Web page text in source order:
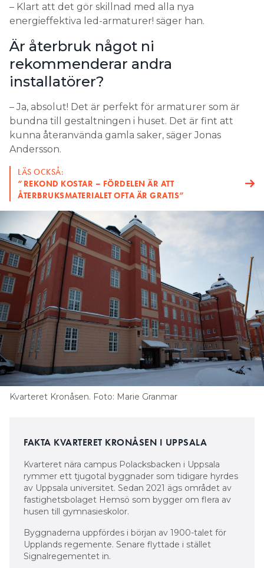
– Klart att det gör skillnad med alla nya
energieffektiva led-armaturer! säger han.
Är återbruk något ni
rekommenderar andra
installatörer?
– Ja, absolut! Det är perfekt för armaturer som är
bundna till gestaltningen i huset. Det är fint att
kunna återanvända gamla saker, säger Jonas
Andersson.
LÄS OCKSÅ:
”REKOND KOSTAR – FÖRDELEN ÄR ATT
ÅTERBRUKSMATERIALET OFTA ÄR GRATIS”
Kvarteret Kronåsen. Foto: Marie Granmar
FAKTA KVARTERET KRONÅSEN I UPPSALA
Kvarteret nära campus Polacksbacken i Uppsala
rymmer ett tjugotal byggnader som tidigare hyrdes
av Uppsala universitet. Sedan 2021 ägs området av
fastighetsbolaget Hemsö som bygger om flera av
husen till gymnasieskolor.
Byggnaderna uppfördes i början av 1900-talet för
Upplands regemente. Senare flyttade i stället
Signalregementet in.